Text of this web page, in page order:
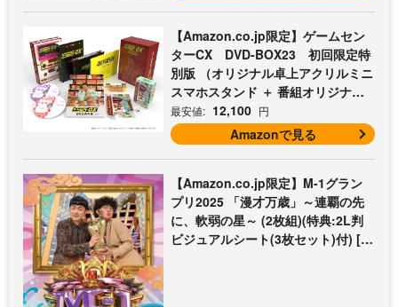
【Amazon.co.jp限定】ゲームセン
ターCX DVD-BOX23 初回限定特
別版 （オリジナル卓上アクリルミニ
スマホスタンド ＋ 番組オリジナル
マイクロファイバークロス（オレン
ジ） 付） [DVD]
最安値: 12,100 円
Amazonで見る
【Amazon.co.jp限定】M-1グラン
プリ2025 「漫才万歳」～連覇の先
に、軟弱の星～ (2枚組)(特典:2L判
ビジュアルシート(3枚セット)付) [D